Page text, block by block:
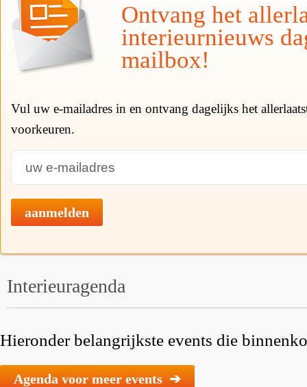
Ontvang het
interieurnieuws
mailbox!
Vul uw e-mailadres in en ontvang dagelijks het
voorkeuren.
aanmelden
Interieuragenda
Hieronder belangrijkste events die
Agenda voor meer events ➔